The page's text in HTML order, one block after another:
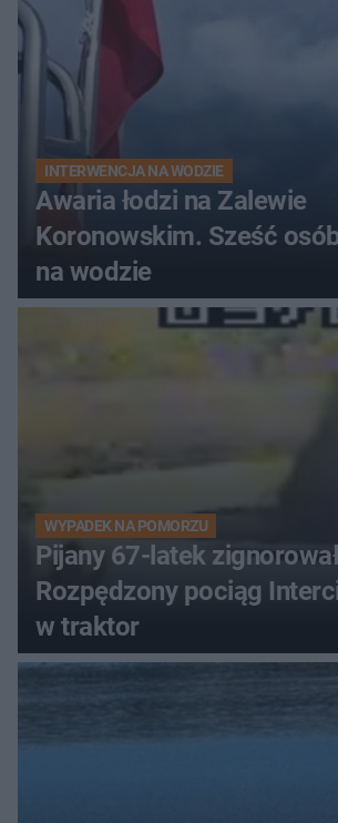
INTERWENCJA NA WODZIE
Awaria łodzi na Zalewie
Koronowskim. Sześć
na wodzie
WYPADEK NA POMORZU
Pijany 67-latek
Rozpędzony pociąg
w traktor